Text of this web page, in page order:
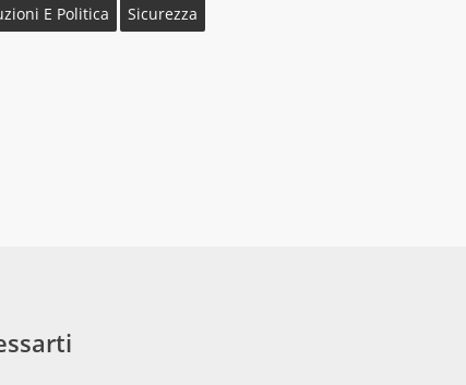
E Politica Sicurezza